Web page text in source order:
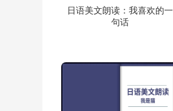
日语美文朗读：我喜欢的一
句话